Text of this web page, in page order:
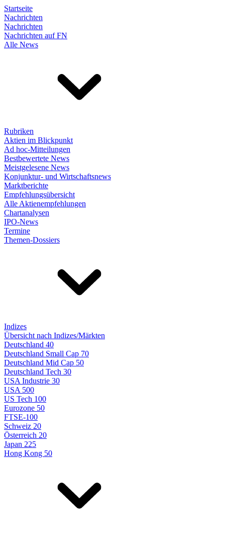
Startseite
Nachrichten
Nachrichten
Nachrichten auf FN
Alle News
Rubriken
Aktien im Blickpunkt
Ad hoc-Mitteilungen
Bestbewertete News
Meistgelesene News
Konjunktur- und Wirtschaftsnews
Marktberichte
Empfehlungsübersicht
Alle Aktienempfehlungen
Chartanalysen
IPO-News
Termine
Themen-Dossiers
Indizes
Übersicht nach Indizes/Märkten
Deutschland 40
Deutschland Small Cap 70
Deutschland Mid Cap 50
Deutschland Tech 30
USA Industrie 30
USA 500
US Tech 100
Eurozone 50
FTSE-100
Schweiz 20
Österreich 20
Japan 225
Hong Kong 50